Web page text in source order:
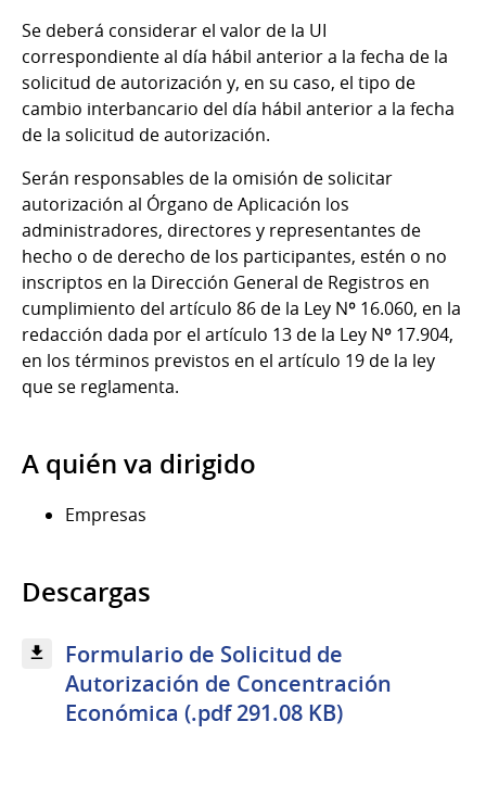
Se deberá considerar el valor de la UI
correspondiente al día hábil anterior a la fecha de la
solicitud de autorización y, en su caso, el tipo de
cambio interbancario del día hábil anterior a la fecha
de la solicitud de autorización.
Serán responsables de la omisión de solicitar
autorización al Órgano de Aplicación los
administradores, directores y representantes de
hecho o de derecho de los participantes, estén o no
inscriptos en la Dirección General de Registros en
cumplimiento del artículo 86 de la Ley Nº 16.060, en la
redacción dada por el artículo 13 de la Ley Nº 17.904,
en los términos previstos en el artículo 19 de la ley
que se reglamenta.
A quién va dirigido
Empresas
Descargas
Formulario de Solicitud de
Autorización de Concentración
Económica (.pdf 291.08 KB)